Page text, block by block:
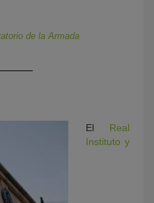
de la Armada
El Real
Instituto y